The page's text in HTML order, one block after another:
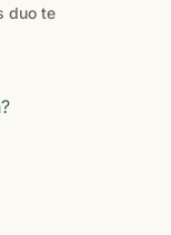
duo te